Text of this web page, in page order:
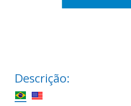
Descrição: